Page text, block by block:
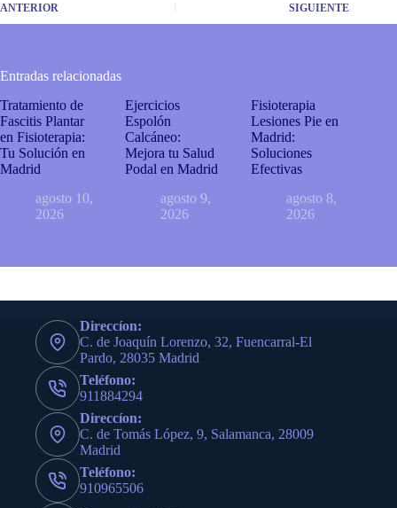
ANTERIOR SIGUIENTE
Entradas relacionadas
Tratamiento de
Fascitis Plantar
en Fisioterapia:
Tu Solución en
Madrid
agosto 10,
2026
Ejercicios
Espolón
Calcáneo:
Mejora tu Salud
Podal en Madrid
agosto 9,
2026
Fisioterapia
Lesiones Pie en
Madrid:
Soluciones
Efectivas
agosto 8,
2026
Direccíon:
C. de Joaquín Lorenzo, 32, Fuencarral-El
Pardo, 28035 Madrid
Teléfono:
911884294
Direccíon:
C. de Tomás López, 9, Salamanca, 28009
Madrid
Teléfono:
910965506